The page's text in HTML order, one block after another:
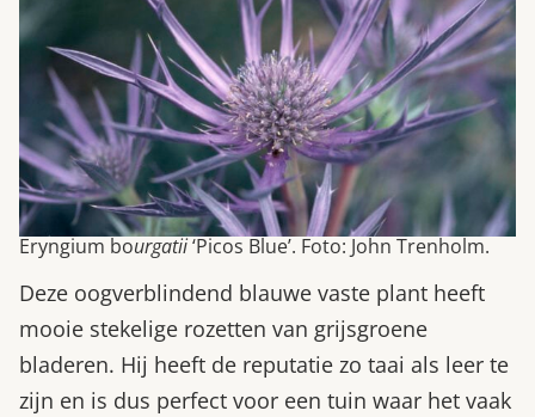
Eryngium bourgatii‘Picos Blue’. Foto: John Trenholm.
Deze oogverblindend blauwe vaste plant heeft
mooie stekelige rozetten van grijsgroene
bladeren. Hij heeft de reputatie zo taai als leer te
zijn en is dus perfect voor een tuin waar het vaak